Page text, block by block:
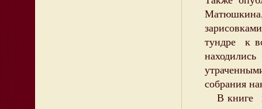
тундре к
собрания
В книге